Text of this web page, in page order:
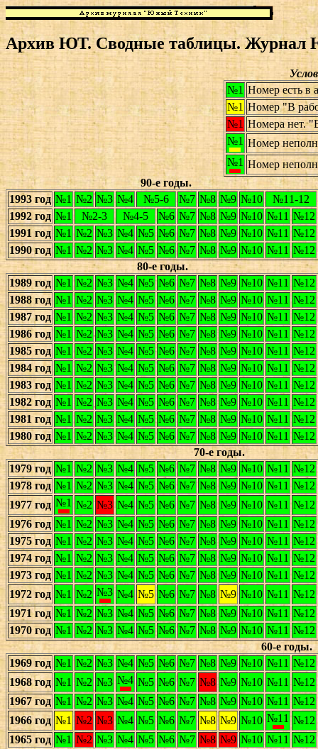
Архив ЮТ. Сводные таблицы. Журнал
№1 Номер есть в
№1 Номер "В
№1 Номера нет.
№1 Номер
№1 Номер
90-е годы.
1993 год №1 №2 №3 №4 №5-6 №7 №8 №9 №10
№11-12
1992 год №1 №2-3 №4-5 №6 №7 №8 №9 №10 №11 №12
1991 год №1 №2 №3 №4 №5 №6 №7 №8 №9 №10 №11 №12
1990 год №1 №2 №3 №4 №5 №6 №7 №8 №9 №10 №11 №12
80-е годы.
1989 год №1 №2 №3 №4 №5 №6 №7 №8 №9 №10 №11 №12
1988 год №1 №2 №3 №4 №5 №6 №7 №8 №9 №10 №11 №12
1987 год №1 №2 №3 №4 №5 №6 №7 №8 №9 №10 №11 №12
1986 год №1 №2 №3 №4 №5 №6 №7 №8 №9 №10 №11 №12
1985 год №1 №2 №3 №4 №5 №6 №7 №8 №9 №10 №11 №12
1984 год №1 №2 №3 №4 №5 №6 №7 №8 №9 №10 №11 №12
1983 год №1 №2 №3 №4 №5 №6 №7 №8 №9 №10 №11 №12
1982 год №1 №2 №3 №4 №5 №6 №7 №8 №9 №10 №11 №12
1981 год №1 №2 №3 №4 №5 №6 №7 №8 №9 №10 №11 №12
1980 год №1 №2 №3 №4 №5 №6 №7 №8 №9 №10 №11 №12
70-е годы.
1979 год №1 №2 №3 №4 №5 №6 №7 №8 №9 №10 №11 №12
1978 год №1 №2 №3 №4 №5 №6 №7 №8 №9 №10 №11 №12
1977 год №1 №2 №3 №4 №5 №6 №7 №8 №9 №10 №11 №12
1976 год №1 №2 №3 №4 №5 №6 №7 №8 №9 №10 №11 №12
1975 год №1 №2 №3 №4 №5 №6 №7 №8 №9 №10 №11 №12
1974 год №1 №2 №3 №4 №5 №6 №7 №8 №9 №10 №11 №12
1973 год №1 №2 №3 №4 №5 №6 №7 №8 №9 №10 №11 №12
1972 год №1 №2 №3 №4 №5 №6 №7 №8 №9 №10 №11 №12
1971 год №1 №2 №3 №4 №5 №6 №7 №8 №9 №10 №11 №12
1970 год №1 №2 №3 №4 №5 №6 №7 №8 №9 №10 №11 №12
60-е годы.
1969 год №1 №2 №3 №4 №5 №6 №7 №8 №9 №10 №11 №12
1968 год №1 №2 №3 №4 №5 №6 №7 №8 №9 №10 №11 №12
1967 год №1 №2 №3 №4 №5 №6 №7 №8 №9 №10 №11 №12
1966 год №1 №2 №3 №4 №5 №6 №7 №8 №9 №10 №11 №12
1965 год №1 №2 №3 №4 №5 №6 №7 №8 №9 №10 №11 №12